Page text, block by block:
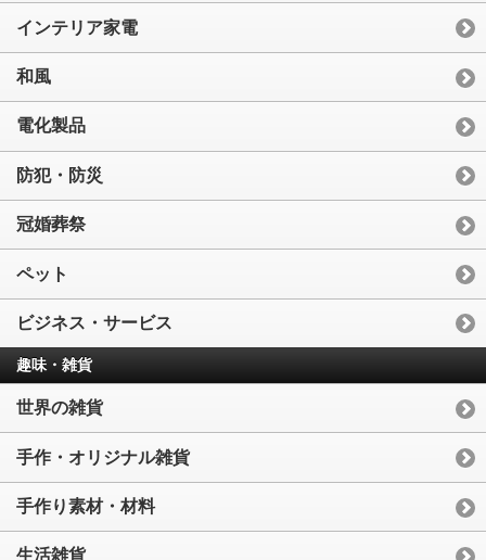
インテリア家電
和風
電化製品
防犯・防災
冠婚葬祭
ペット
ビジネス・サービス
趣味・雑貨
世界の雑貨
手作・オリジナル雑貨
手作り素材・材料
生活雑貨